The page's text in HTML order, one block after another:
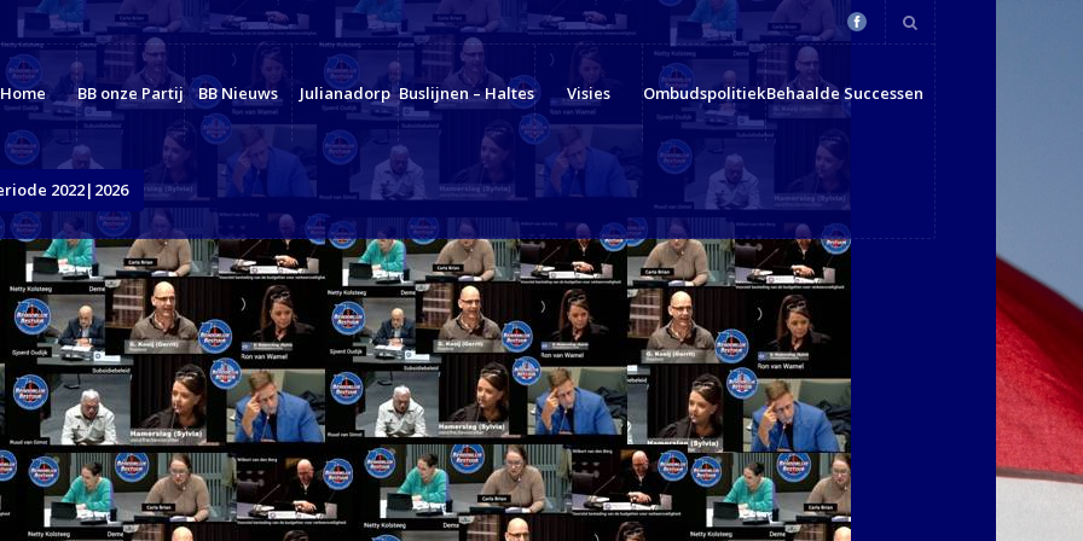
Home BB onze Partij BB Nieuws Julianadorp Buslijnen – Haltes Visies OmbudspolitiekBehaalde Successen
2022|2026